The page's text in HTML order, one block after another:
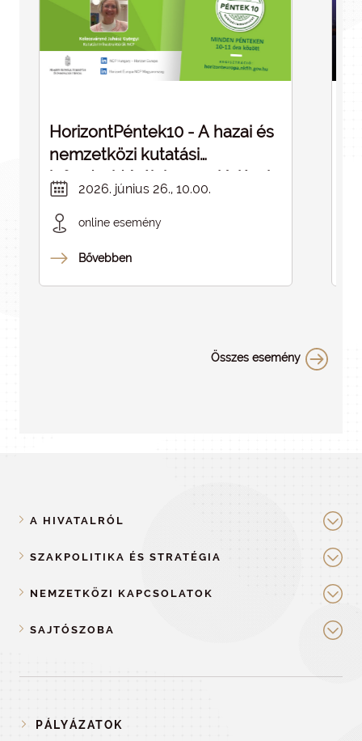
HorizontPéntek10 - A hazai és
nemzetközi kutatási
infrastruktúrák kapcsolódásai -
ELMARAD
2026. június 26., 10.00.
online esemény
Bővebben
Összes esemény
A HIVATALRÓL
SZAKPOLITIKA ÉS STRATÉGIA
NEMZETKÖZI KAPCSOLATOK
SAJTÓSZOBA
PÁLYÁZATOK